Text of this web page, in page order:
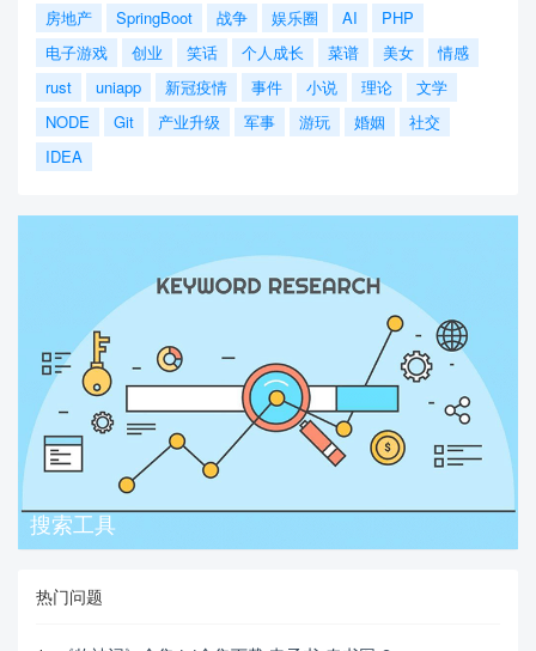
房地产
SpringBoot 战争 娱乐圈 AI
PHP
电子游戏
创业 笑话 个人成长 菜谱 美女
情感
rust
uniapp 新冠疫情 事件 小说 理论
文学
NODE
Git 产业升级 军事 游玩 婚姻
社交
IDEA
搜索工具
热门问题